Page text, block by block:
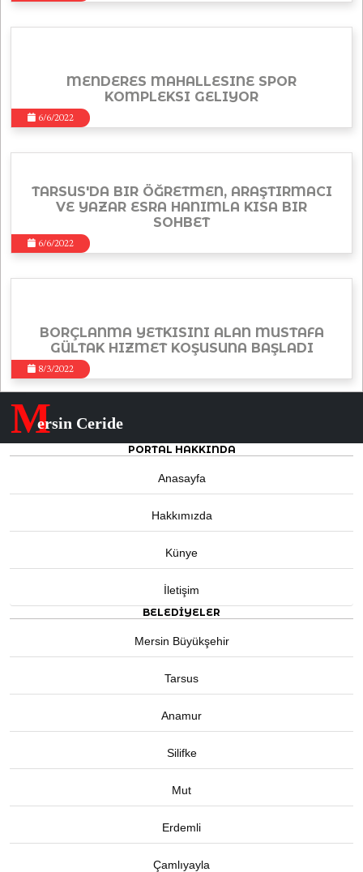
MENDERES MAHALLESINE SPOR
KOMPLEKSI GELIYOR
6/6/2022
TARSUS'DA BIR ÖĞRETMEN, ARAŞTIRMACI
VE YAZAR ESRA HANIMLA KISA BIR
SOHBET
6/6/2022
BORÇLANMA YETKISINI ALAN MUSTAFA
GÜLTAK HIZMET KOŞUSUNA BAŞLADI
8/3/2022
Mersin Ceride
PORTAL HAKKINDA
Anasayfa
Hakkımızda
Künye
İletişim
BELEDIYELER
Mersin Büyükşehir
Tarsus
Anamur
Silifke
Mut
Erdemli
Çamlıyayla